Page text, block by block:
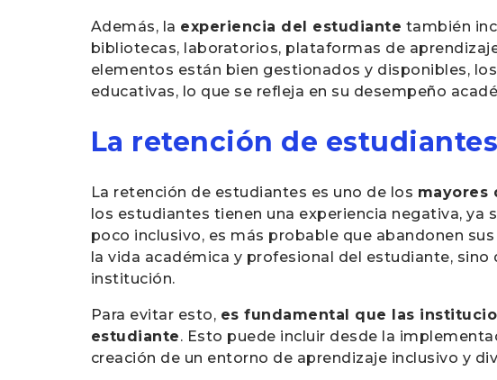
Además, la experiencia del estudiante también
bibliotecas, laboratorios, plataformas de
elementos están bien gestionados y disponibles,
educativas, lo que se refleja en su desempeño
La retención de
La retención de estudiantes es uno de los mayores
los estudiantes tienen una experiencia negativa,
poco inclusivo, es más probable que abandonen
la vida académica y profesional del estudiante,
institución.
Para evitar esto, es fundamental que las
estudiante. Esto puede incluir desde la
creación de un entorno de aprendizaje inclusivo y